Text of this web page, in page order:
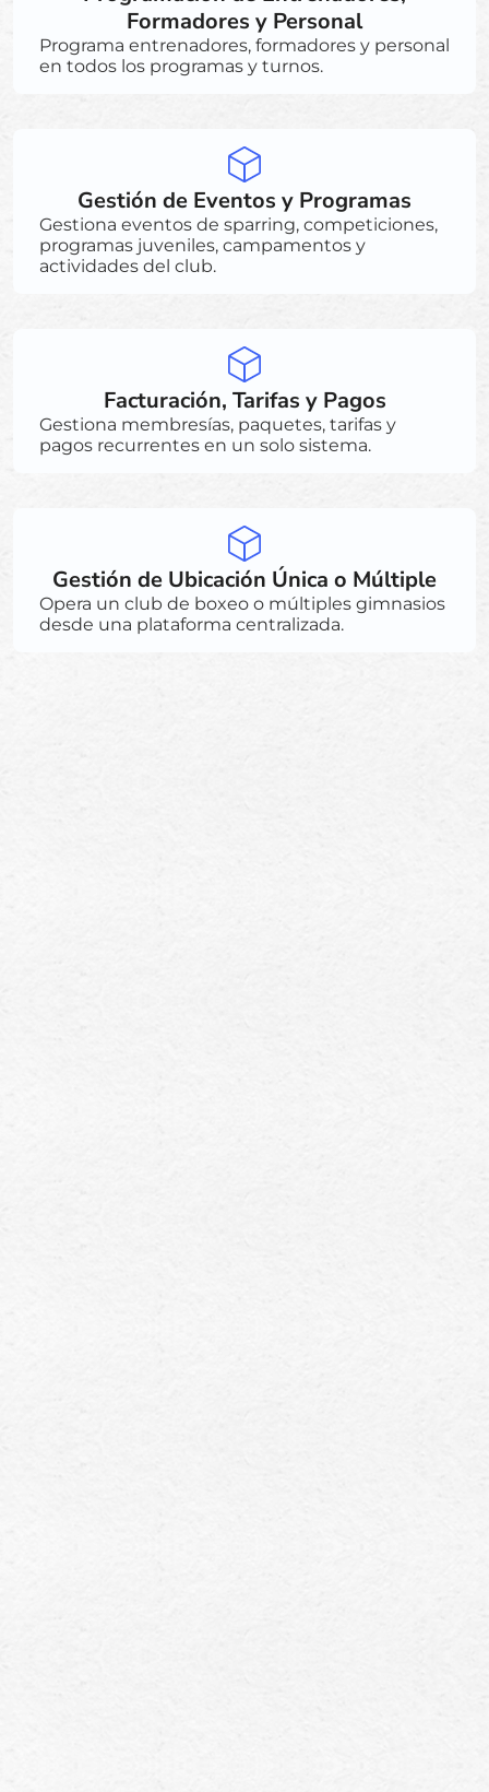
Formadores y Personal
Programa entrenadores, formadores y personal
en todos los programas y turnos.
Gestión de Eventos y Programas
Gestiona eventos de sparring, competiciones,
programas juveniles, campamentos y
actividades del club.
Facturación, Tarifas y Pagos
Gestiona membresías, paquetes, tarifas y
pagos recurrentes en un solo sistema.
Gestión de Ubicación Única o Múltiple
Opera un club de boxeo o múltiples gimnasios
desde una plataforma centralizada.